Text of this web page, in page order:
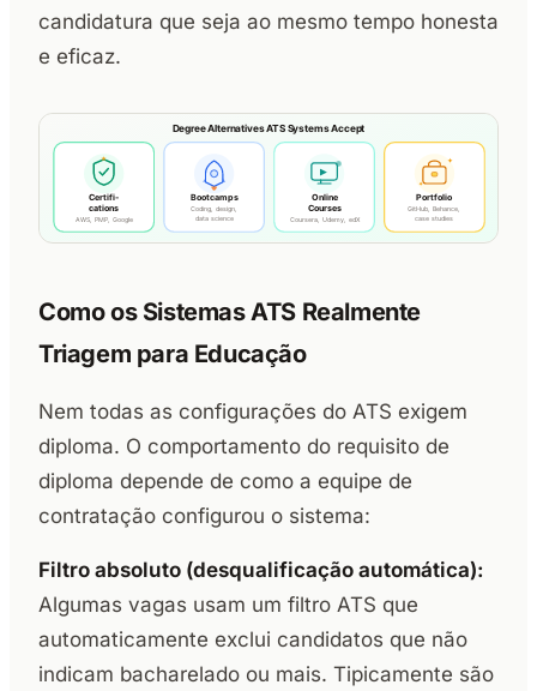
candidatura que seja ao mesmo tempo honesta
e eficaz.
Como os Sistemas ATS Realmente
Triagem para Educação
Nem todas as configurações do ATS exigem
diploma. O comportamento do requisito de
diploma depende de como a equipe de
contratação configurou o sistema:
Filtro absoluto (desqualificação automática):
Algumas vagas usam um filtro ATS que
automaticamente exclui candidatos que não
indicam bacharelado ou mais. Tipicamente são